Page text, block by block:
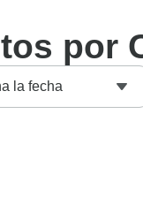
por
la fecha